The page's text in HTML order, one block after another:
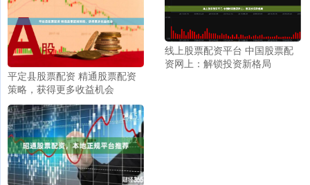
平定县股票配资 精通股票配资
策略，获得更多收益机会
线上股票配资平台 中国股票配
资网上：解锁投资新格局